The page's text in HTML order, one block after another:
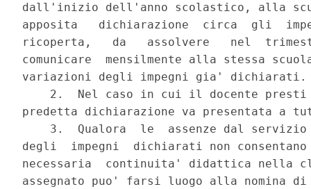
dall'inizio dell'anno scolastico, alla
apposita   dichiarazione  circa  gli
ricoperta,   da   assolvere   nel
comunicare  mensilmente alla stessa
variazioni degli impegni gia' dichiarati.
2.  Nel caso in cui il docente
predetta dichiarazione va presentata a
3.  Qualora  le  assenze dal
degli  impegni  dichiarati non
necessaria  continuita' didattica nella
assegnato puo' farsi luogo alla nomina